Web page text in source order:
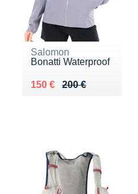
Salomon
Bonatti Waterproof
200 €
Au lieu de 200 €
150 €
Vendu 150 €